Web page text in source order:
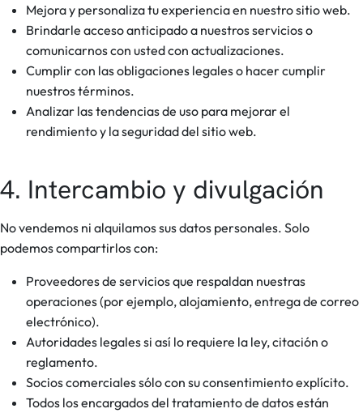
Mejora y personaliza tu experiencia en nuestro sitio web.
Brindarle acceso anticipado a nuestros servicios o
comunicarnos con usted con actualizaciones.
Cumplir con las obligaciones legales o hacer cumplir
nuestros términos.
Analizar las tendencias de uso para mejorar el
rendimiento y la seguridad del sitio web.
4. Intercambio y divulgación
No vendemos ni alquilamos sus datos personales. Solo
podemos compartirlos con:
Proveedores de servicios que respaldan nuestras
operaciones (por ejemplo, alojamiento, entrega de correo
electrónico).
Autoridades legales si así lo requiere la ley, citación o
reglamento.
Socios comerciales sólo con su consentimiento explícito.
Todos los encargados del tratamiento de datos están